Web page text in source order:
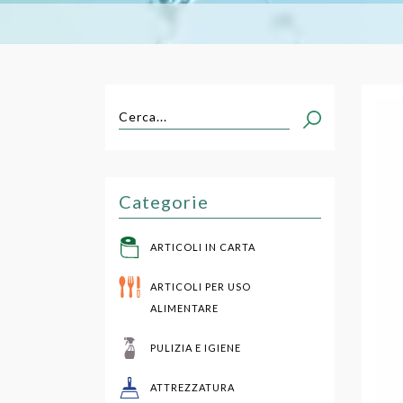
Cerca...
Categorie
ARTICOLI IN CARTA
ARTICOLI PER USO
ALIMENTARE
PULIZIA E IGIENE
ATTREZZATURA